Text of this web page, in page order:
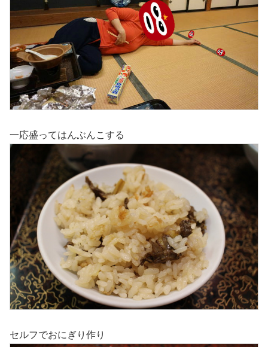
一応盛ってはんぶんこする
セルフでおにぎり作り